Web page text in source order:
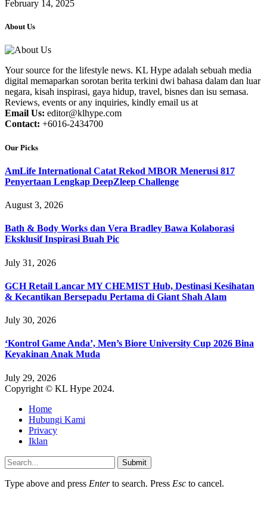
February 14, 2025
About Us
Your source for the lifestyle news. KL Hype adalah sebuah media
digital memaparkan sorotan berita terkini dwi bahasa dalam dan luar
negara, kisah inspirasi, gaya hidup, travel, bisnes dan isu semasa.
Reviews, events or any inquiries, kindly email us at
Email Us: editor@klhype.com
Contact: +6016-2434700
Our Picks
AmLife International Catat Rekod MBOR Menerusi 817
Penyertaan Lengkap DeepZleep Challenge
August 3, 2026
Bath & Body Works dan Vera Bradley Bawa Kolaborasi
Eksklusif Inspirasi Buah Pic
July 31, 2026
GCH Retail Lancar MY CHEMIST Hub, Destinasi Kesihatan
& Kecantikan Bersepadu Pertama di Giant Shah Alam
July 30, 2026
‘Kontrol Game Anda’, Men’s Biore University Cup 2026 Bina
Keyakinan Anak Muda
July 29, 2026
Copyright © KL Hype 2024.
Home
Hubungi Kami
Privacy
Iklan
Submit
Type above and press Enterto search. Press Esc to cancel.